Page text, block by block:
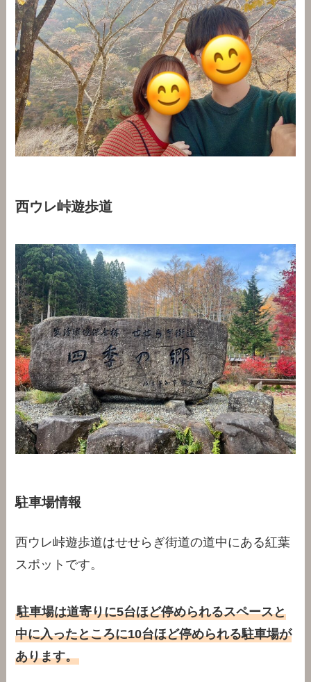
西ウレ峠遊歩道
駐車場情報
西ウレ峠遊歩道はせせらぎ街道の道中にある紅葉
スポットです。
駐車場は道寄りに5台ほど停められるスペースと
中に入ったところに10台ほど停められる駐車場が
あります。